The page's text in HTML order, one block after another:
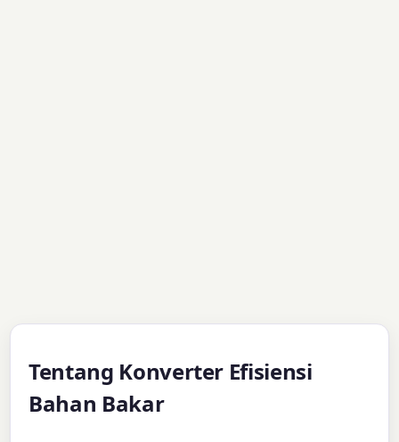
Tentang Konverter Efisiensi
Bahan Bakar